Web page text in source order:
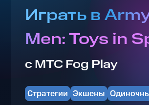
Играть в
Men: Toys in
с МТС Fog Play
Стратегии Экшены